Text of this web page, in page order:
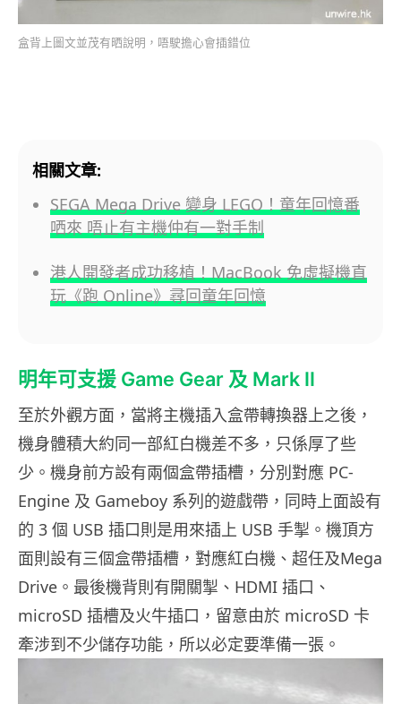
盒背上圖文並茂有晒說明，唔駛擔心會插錯位
相關文章:
SEGA Mega Drive 變身 LEGO！童年回憶番
哂來 唔止有主機仲有一對手制
港人開發者成功移植！MacBook 免虛擬機直
玩《跑 Online》尋回童年回憶
明年可支援 Game Gear 及 Mark II
至於外觀方面，當將主機插入盒帶轉換器上之後，
機身體積大約同一部紅白機差不多，只係厚了些
少。機身前方設有兩個盒帶插槽，分別對應 PC-
Engine 及 Gameboy 系列的遊戲帶，同時上面設有
的 3 個 USB 插口則是用來插上 USB 手掣。機頂方
面則設有三個盒帶插槽，對應紅白機、超任及Mega
Drive。最後機背則有開關掣、HDMI 插口、
microSD 插槽及火牛插口，留意由於 microSD 卡
牽涉到不少儲存功能，所以必定要準備一張。